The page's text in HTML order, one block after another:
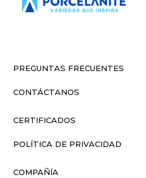
PREGUNTAS FRECUENTES
CONTÁCTANOS
CERTIFICADOS
POLÍTICA DE PRIVACIDAD
COMPAÑÍA